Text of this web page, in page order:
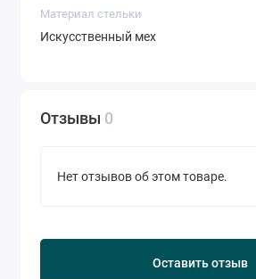
Материал стельки
Искусственный мех
Отзывы 0
Нет отзывов об этом товаре.
Оставить отзыв